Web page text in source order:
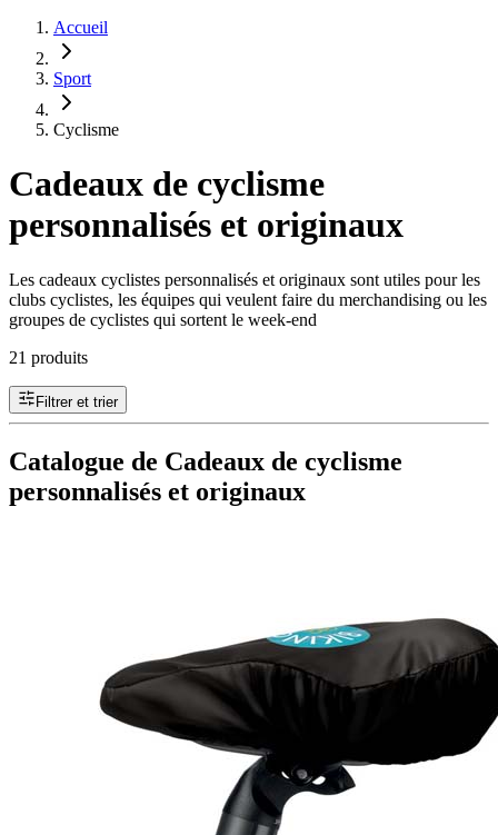
Accueil
Sport
Cyclisme
Cadeaux de cyclisme
personnalisés et originaux
Les cadeaux cyclistes personnalisés et originaux sont utiles pour les
clubs cyclistes, les équipes qui veulent faire du merchandising ou les
groupes de cyclistes qui sortent le week-end
21 produits
Filtrer et trier
Catalogue de Cadeaux de cyclisme
personnalisés et originaux